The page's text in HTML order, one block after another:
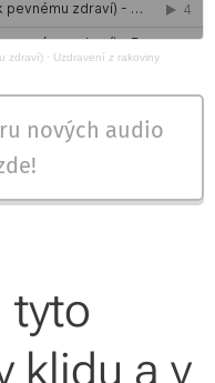
zdraví) · Uzdravení z rakoviny
nových audio
tyto
klidu a v